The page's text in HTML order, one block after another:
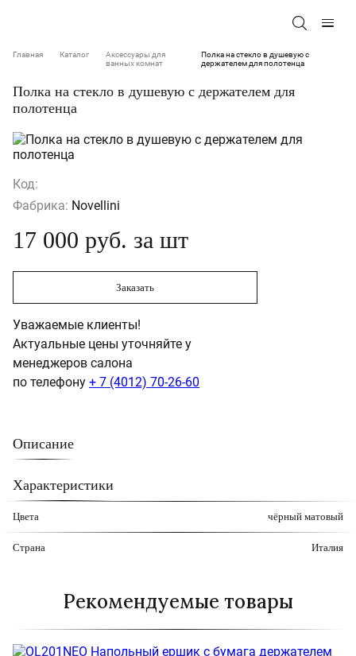
Главная Каталог
Аксессуары для
ванных комнат
Полка на стекло в душевую с
держателем для полотенца
Полка на стекло в душевую с держателем для
полотенца
Код:
Фабрика: Novellini
17 000 руб. за шт
Заказать
Уважаемые клиенты!
Актуальные цены уточняйте у
менеджеров салона
по телефону + 7 (4012) 70-26-60
Описание
Характеристики
Цвета чёрный матовый
Страна Италия
Рекомендуемые товары